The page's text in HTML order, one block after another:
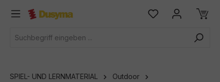
springen
SPIEL- UND LERNMATERIAL
Outdoor